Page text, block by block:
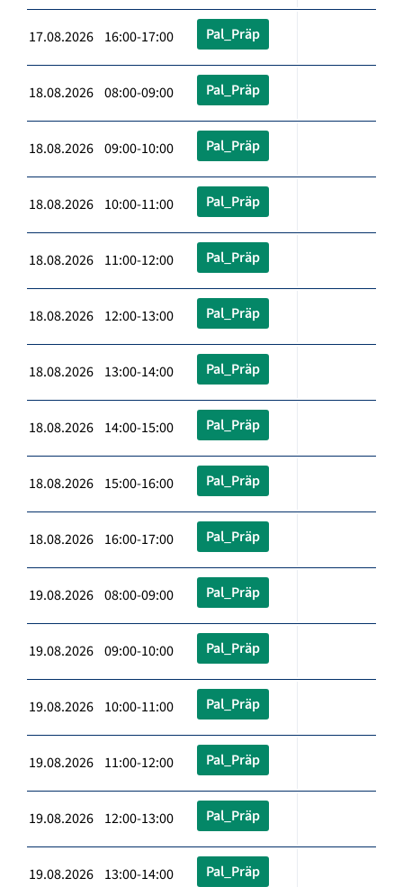
17.08.2026 16:00-17:00 Pal_Präp
18.08.2026 08:00-09:00 Pal_Präp
18.08.2026 09:00-10:00 Pal_Präp
18.08.2026 10:00-11:00 Pal_Präp
18.08.2026 11:00-12:00 Pal_Präp
18.08.2026 12:00-13:00 Pal_Präp
18.08.2026 13:00-14:00 Pal_Präp
18.08.2026 14:00-15:00 Pal_Präp
18.08.2026 15:00-16:00 Pal_Präp
18.08.2026 16:00-17:00 Pal_Präp
19.08.2026 08:00-09:00 Pal_Präp
19.08.2026 09:00-10:00 Pal_Präp
19.08.2026 10:00-11:00 Pal_Präp
19.08.2026 11:00-12:00 Pal_Präp
19.08.2026 12:00-13:00 Pal_Präp
19.08.2026 13:00-14:00 Pal_Präp